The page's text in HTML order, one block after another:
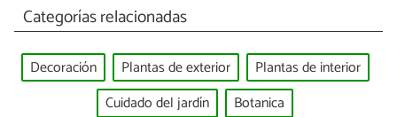
Categorías relacionadas
Decoración Plantas de exterior
Plantas de interior
Cuidado del jardín
Botanica